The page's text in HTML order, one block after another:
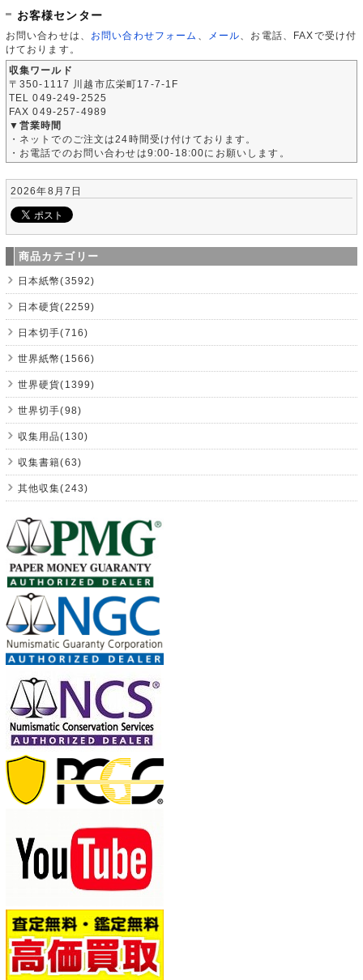
お客様センター
お問い合わせは、 お問い合わせフォーム メール 、お電話、FAXで受け付
けております。
収集ワールド
〒350-1117 川越市広栄町17-7-1F
TEL 049-249-2525
FAX 049-257-4989
▼営業時間
・ネットでのご注文は24時間受け付けております。
・お電話でのお問い合わせは9:00-18:00にお願いします。
2026年8月7日
商品カテゴリー
日本紙幣(3592)
日本硬貨(2259)
日本切手(716)
世界紙幣(1566)
世界硬貨(1399)
世界切手(98)
収集用品(130)
収集書籍(63)
其他収集(243)